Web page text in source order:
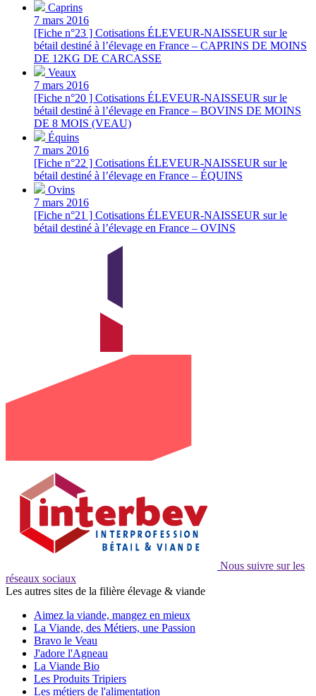
Caprins
7 mars 2016
[Fiche n°23 ] Cotisations ÉLEVEUR-NAISSEUR sur le
bétail destiné à l’élevage en France – CAPRINS DE MOINS
DE 12KG DE CARCASSE
Veaux
7 mars 2016
[Fiche n°20 ] Cotisations ÉLEVEUR-NAISSEUR sur le
bétail destiné à l’élevage en France – BOVINS DE MOINS
DE 8 MOIS (VEAU)
Équins
7 mars 2016
[Fiche n°22 ] Cotisations ÉLEVEUR-NAISSEUR sur le
bétail destiné à l’élevage en France – ÉQUINS
Ovins
7 mars 2016
[Fiche n°21 ] Cotisations ÉLEVEUR-NAISSEUR sur le
bétail destiné à l’élevage en France – OVINS
Nous suivre sur les
réseaux sociaux
Les autres sites de la filière élevage & viande
Aimez la viande, mangez en mieux
La Viande, des Métiers, une Passion
Bravo le Veau
J'adore l'Agneau
La Viande Bio
Les Produits Tripiers
Les métiers de l'alimentation